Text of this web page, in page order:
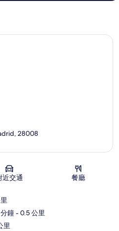
地圖
28008
近交通 餐廳
鐘- 0.5 公里
里